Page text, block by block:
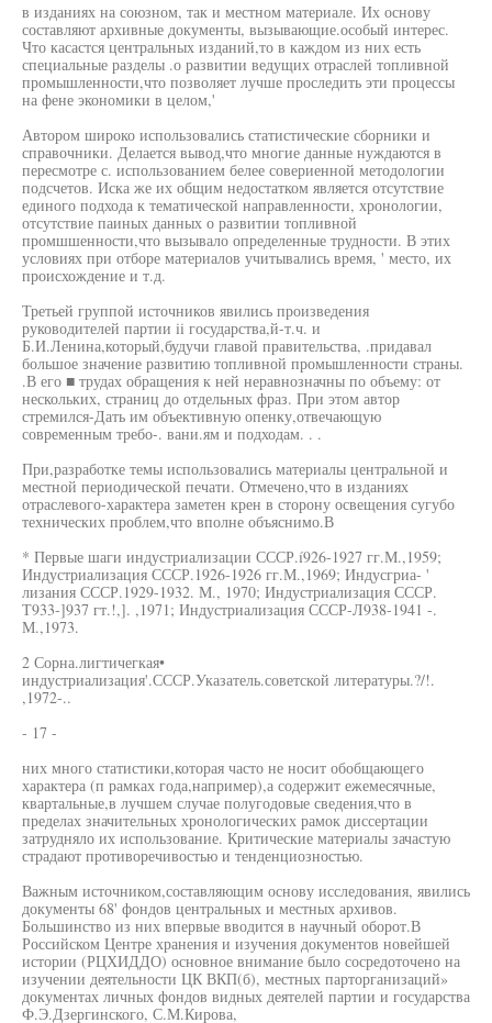
в изданиях на союзном, так и местном материале. Их основу
составляют архивные документы, вызывающие.особый интерес.
Что касастся центральных изданий,то в каждом из них есть
специальные разделы .о развитии ведущих отраслей топливной
промышленности,что позволяет лучше проследить эти процессы
на фене экономики в целом,'
Автором широко использовались статистические сборники и
справочники. Делается вывод,что многие данные нуждаются в
пересмотре с. использованием белее совериенной методологии
подсчетов. Иска же их общим недостатком является отсутствие
единого подхода к тематической направленности, хронологии,
отсутствие паиных данных о развитии топливной
промшшенности,что вызывало определенные трудности. В этих
условиях при отборе материалов учитывались время, ' место, их
происхождение и т.д.
Третьей группой источников явились произведения
руководителей партии ii государства,й-т.ч. и
Б.И.Ленина,который,будучи главой правительства, .придавал
большое значение развитию топливной промышленности страны.
.В его ■ трудах обращения к ней неравнозначны по объему: от
нескольких, страниц до отдельных фраз. При этом автор
стремился-Дать им объективную опенку,отвечающую
современным требо-. вани.ям и подходам. . .
При,разработке темы использовались материалы центральной и
местной периодической печати. Отмечено,что в изданиях
отраслевого-характера заметен крен в сторону освещения сугубо
технических проблем,что вполне объяснимо.В
* Первые шаги индустриализации СССР.í926-1927 гг.М.,1959;
Индустриализация СССР.1926-1926 гг.М.,1969; Индусгриа- '
лизания СССР.1929-1932. М., 1970; Индустриализация СССР.
Т933-]937 гт.!,]. ,1971; Индустриализация СССР-Л938-1941 -.
М.,1973.
2 Сорна.лигтичегкая•
индустриализация'.СССР.Указатель.советской литературы.?/!.
,1972-..
- 17 -
них много статистики,которая часто не носит обобщающего
характера (п рамках года,например),а содержит ежемесячные,
квартальные,в лучшем случае полугодовые сведения,что в
пределах значительных хронологических рамок диссертации
затрудняло их использование. Критические материалы зачастую
страдают противоречивостью и тенденциозностью.
Важным источником,составляющим основу исследования, явились
документы 68' фондов центральных и местных архивов.
Большинство из них впервые вводится в научный оборот.В
Российском Центре хранения и изучения документов новейшей
истории (РЦХИДДО) основное внимание было сосредоточено на
изучении деятельности ЦК ВКП(б), местных парторганизаций»
документах личных фондов видных деятелей партии и государства
Ф.Э.Дзергинского, С.М.Кирова,